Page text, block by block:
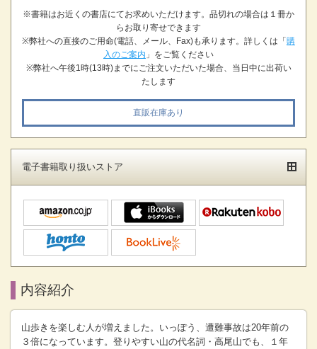
※書籍はお近くの書店にてお求めいただけます。品切れの場合は１冊か
らお取り寄せできます
※弊社への直接のご用命(電話、メール、Fax)も承ります。詳しくは「購
入のご案内 」をご覧ください
※弊社へ午後1時(13時)までにご注文いただいた場合、当日中に出荷い
たします
直販在庫あり
電子書籍取り扱いストア
内容紹介
山歩きを楽しむ人が増えました。いっぽう、遭難事故は20年前の
３倍になっています。登りやすい山の代名詞・高尾山でも、１年